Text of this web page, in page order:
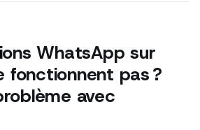
WhatsApp sur
fonctionnent pas ?
avec